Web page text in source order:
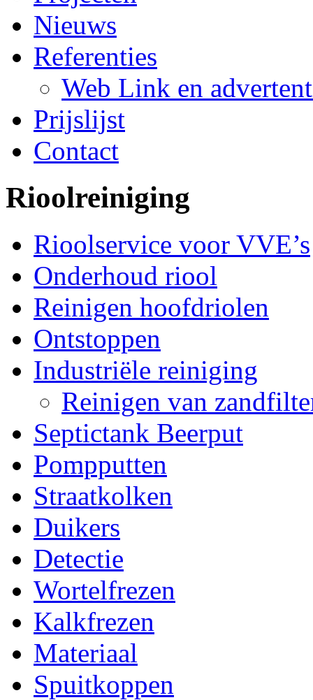
Nieuws
Referenties
Web Link en
Prijslijst
Contact
Rioolreiniging
Rioolservice voor VVE’s
Onderhoud riool
Reinigen hoofdriolen
Ontstoppen
Industriële reiniging
Reinigen van
Septictank Beerput
Pompputten
Straatkolken
Duikers
Detectie
Wortelfrezen
Kalkfrezen
Materiaal
Spuitkoppen